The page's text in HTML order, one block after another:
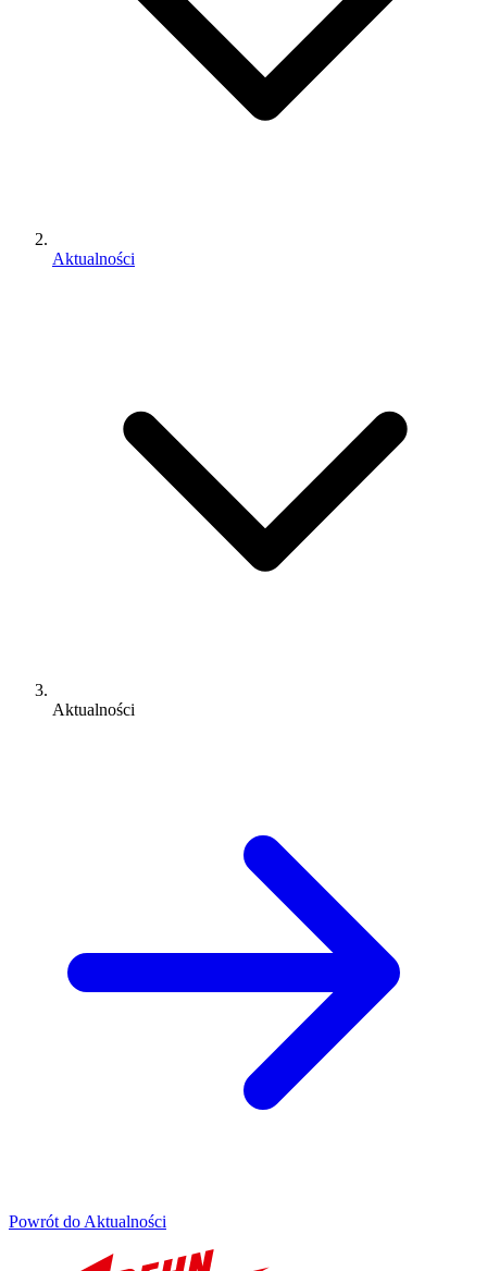
Aktualności
Aktualności
Powrót do Aktualności